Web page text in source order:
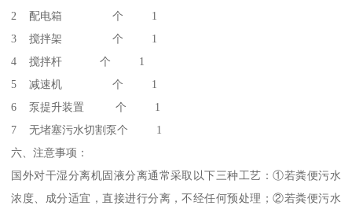
2 配电箱 个 1
3 搅拌架 个 1
4 搅拌杆 个 1
5 减速机 个 1
6 泵提升装置 个 1
7 无堵塞污水切割泵个 1
六、注意事项：
国外对干湿分离机固液分离通常采取以下三种工艺：①若粪便污水
浓度、成分适宜，直接进行分离，不经任何预处理；②若粪便污水